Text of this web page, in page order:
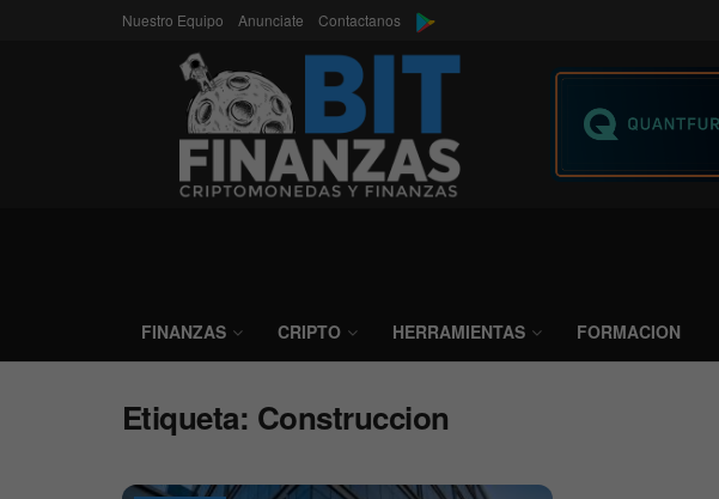
Nuestro Equipo Anunciate Contactanos
FINANZAS CRIPTO HERRAMIENTAS FORMACION
Etiqueta: Construccion